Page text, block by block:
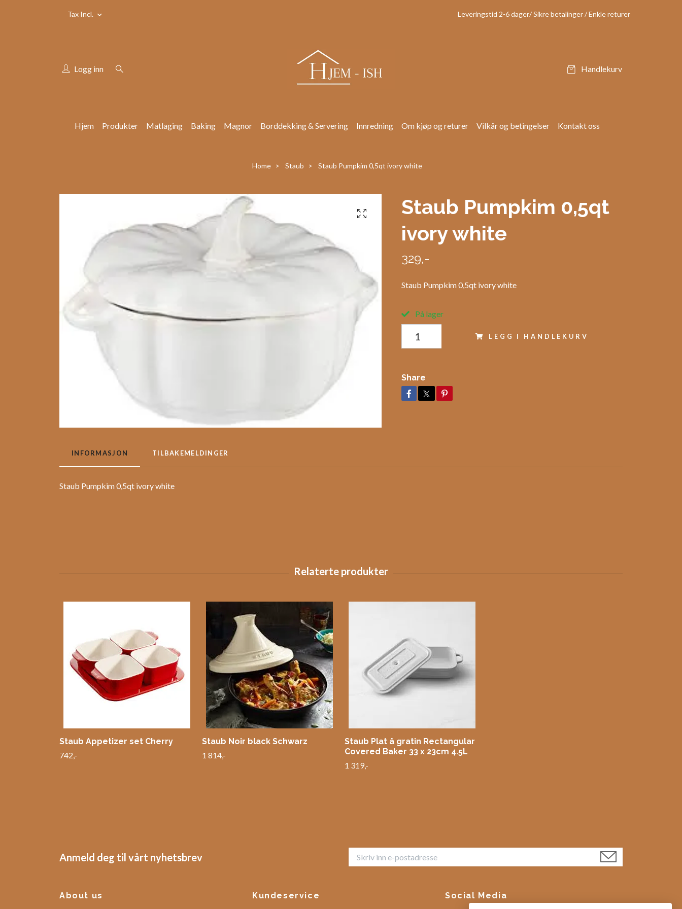
Tax Incl. Leveringstid 2-6 dager/ Sikre betalinger / Enkle returer
Logg inn Handlekurv
Hjem Produkter Matlaging Baking Magnor Borddekking & Servering Innredning Om kjøp og returer Vilkår og betingelser Kontakt oss
Home Staub Staub Pumpkim 0,5qt ivory white
Staub Pumpkim 0,5qt
ivory white
329,-
Staub Pumpkim 0,5qt ivory white
På lager
LEGG I HANDLEKURV
Share
INFORMASJON TILBAKEMELDINGER
Staub Pumpkim 0,5qt ivory white
Staub Appetizer set Cherry
742,-
Staub Noir black Schwarz
1 814,-
Staub Plat å gratin Rectangular
Covered Baker 33 x 23cm 4.5L
1 319,-
Anmeld deg til vårt nyhetsbrev
About us Kundeservice Social Media